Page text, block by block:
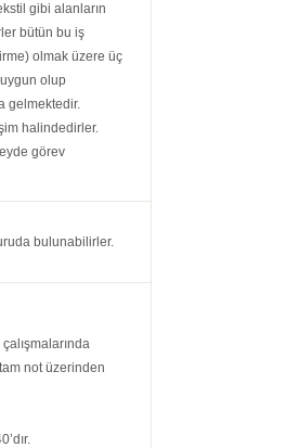
gibi alanların
bütün bu iş
olmak üzere üç
olup
gelmektedir.
halindedirler.
görev
bulunabilirler.
not üzerinden